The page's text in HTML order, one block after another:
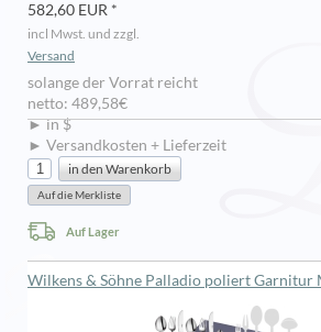
582,60 EUR *
incl Mwst. und zzgl.
Versand
solange der Vorrat reicht
netto: 489,58€
► in $
► Versandkosten + Lieferzeit
Auf Lager
Wilkens & Söhne Palladio poliert Garnitur